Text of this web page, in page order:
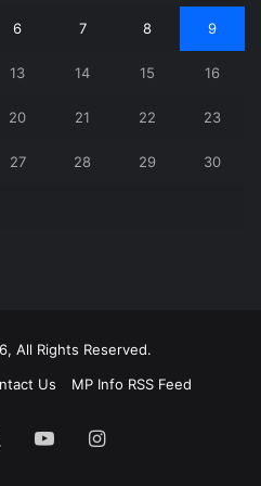
6 7 8 9
13 14 15 16
20 21 22 23
27 28 29 30
All Rights Reserved.
Us MP Info RSS Feed
YouTubeInstagram